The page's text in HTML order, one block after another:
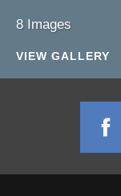
8 Images
VIEW GALLERY